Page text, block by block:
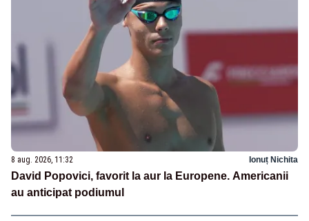
8 aug. 2026, 11:32 Ionuț Nichita
David Popovici, favorit la aur la Europene. Americanii
au anticipat podiumul